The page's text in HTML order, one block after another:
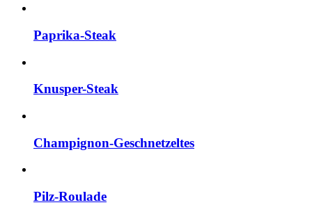
Paprika-Steak
Knusper-Steak
Champignon-Geschnetzeltes
Pilz-Roulade